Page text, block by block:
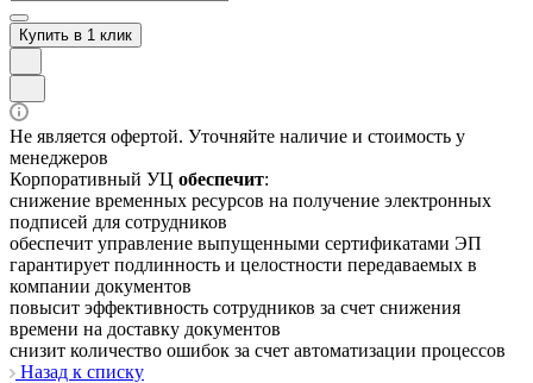
Купить в 1 клик
Не является офертой. Уточняйте наличие и стоимость у
менеджеров
Корпоративный УЦ обеспечит:
снижение временных ресурсов на получение электронных
подписей для сотрудников
обеспечит управление выпущенными сертификатами ЭП
гарантирует подлинность и целостности передаваемых в
компании документов
повысит эффективность сотрудников за счет снижения
времени на доставку документов
снизит количество ошибок за счет автоматизации процессов
Назад к списку